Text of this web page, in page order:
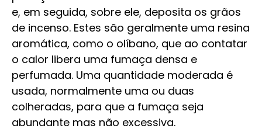
e, em seguida, sobre ele, deposita os grãos
de incenso. Estes são geralmente uma resina
aromática, como o olíbano, que ao contatar
o calor libera uma fumaça densa e
perfumada. Uma quantidade moderada é
usada, normalmente uma ou duas
colheradas, para que a fumaça seja
abundante mas não excessiva.